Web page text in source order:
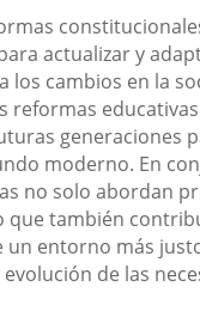
actualizar y
los cambios en la
reformas
generaciones
moderno. En
no solo abordan
que también
un entorno más
de las